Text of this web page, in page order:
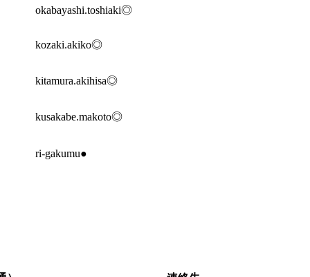
okabayashi.toshiaki◎
kozaki.akiko◎
kitamura.akihisa◎
kusakabe.makoto◎
ri-gakumu●